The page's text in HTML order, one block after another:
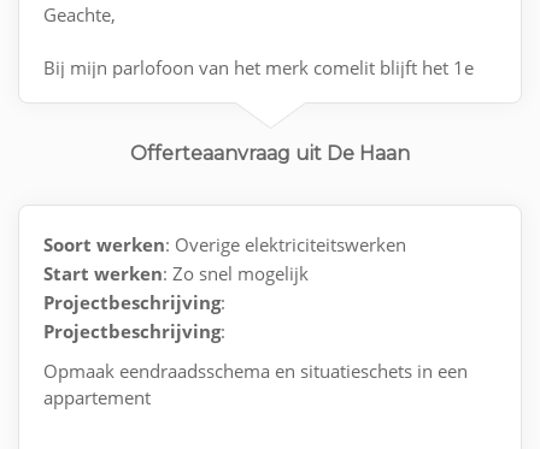
Geachte,
Bij mijn parlofoon van het merk comelit blijft het 1e
van deze interventie
alvast bedankt
Offerteaanvraag uit De Haan
Soort werken: Overige elektriciteitswerken
Start werken: Zo snel mogelijk
Projectbeschrijving:
Projectbeschrijving:
Opmaak eendraadsschema en situatieschets in een
appartement